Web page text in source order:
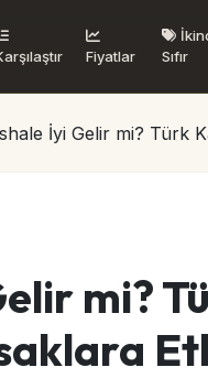
Fiyatlar
Sıfır
İyi Gelir mi? Türk
mi?